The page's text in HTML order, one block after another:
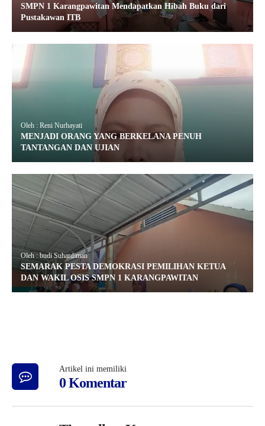
SMPN 1 Karangpawitan Mendapatkan Hibah Buku dari
Pustakawan ITB
Oleh : Reni Nurhayati
MENJADI ORANG YANG BERKELANA PENUH
TANTANGAN DAN UJIAN
Oleh : budi Suhardiman
SEMARAK PESTA DEMOKRASI PEMILIHAN KETUA
DAN WAKIL OSIS SMPN 1 KARANGPAWITAN
Artikel ini memiliki
0 Komentar